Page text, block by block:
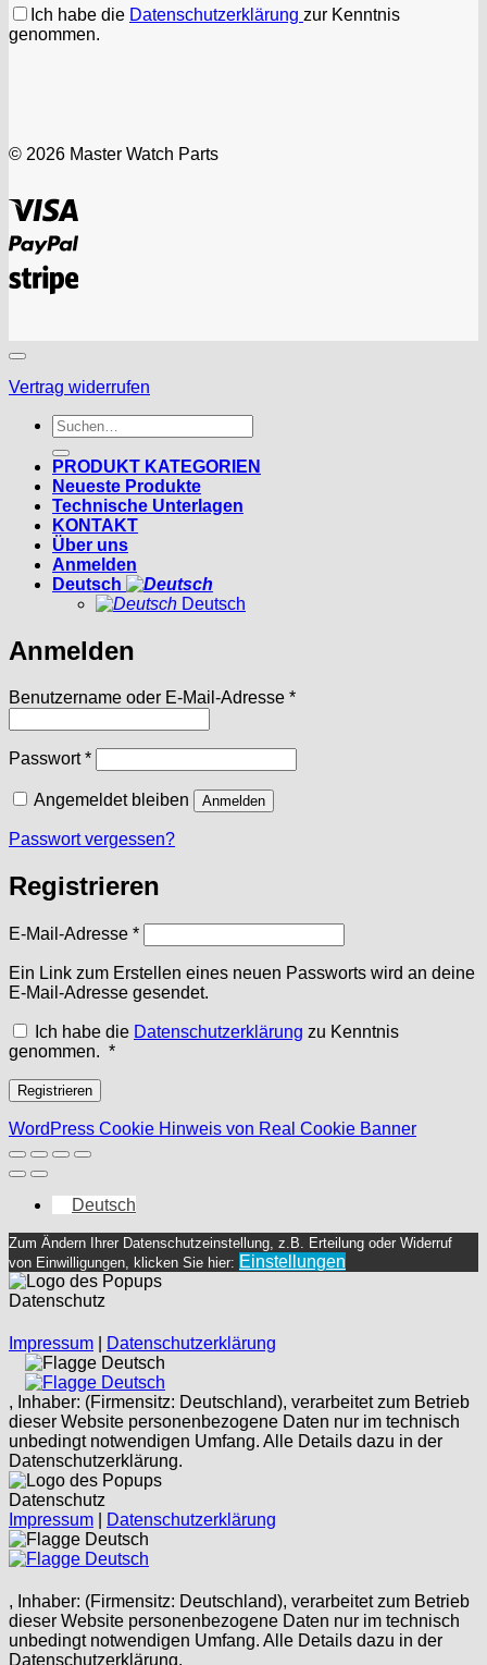
Ich habe die Datenschutzerklärung zur Kenntnis
genommen.
© 2026 Master Watch Parts
PayPal
Stripe
Vertrag widerrufen
Suchen
nach:
PRODUKT KATEGORIEN
Neueste Produkte
Technische Unterlagen
KONTAKT
Über uns
Anmelden
Deutsch
Deutsch
Anmelden
Benutzername oder E-Mail-Adresse *Erforderlich
Passwort*Erforderlich
Angemeldet bleiben Anmelden
Passwort vergessen?
Registrieren
E-Mail-Adresse *Erforderlich
Ein Link zum Erstellen eines neuen Passworts wird an deine
E-Mail-Adresse gesendet.
Ich habe die Datenschutzerklärung zu Kenntnis
genommen. *Erforderlich
Registrieren
WordPress Cookie Hinweis von Real Cookie Banner
Deutsch
Zum Ändern Ihrer Datenschutzeinstellung, z.B. Erteilung oder Widerruf
von Einwilligungen, klicken Sie hier: Einstellungen
Datenschutz
Impressum
Datenschutzerklärung
Deutsch
Deutsch
, Inhaber: (Firmensitz: Deutschland), verarbeitet zum Betrieb
dieser Website personenbezogene Daten nur im technisch
unbedingt notwendigen Umfang. Alle Details dazu in der
Datenschutzerklärung.
Datenschutz
Impressum
Datenschutzerklärung
Deutsch
Deutsch
, Inhaber: (Firmensitz: Deutschland), verarbeitet zum Betrieb
dieser Website personenbezogene Daten nur im technisch
unbedingt notwendigen Umfang. Alle Details dazu in der
Datenschutzerklärung.